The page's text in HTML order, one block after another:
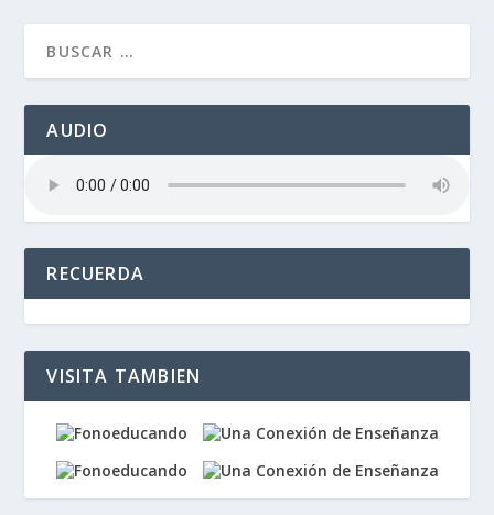
AUDIO
RECUERDA
VISITA TAMBIEN